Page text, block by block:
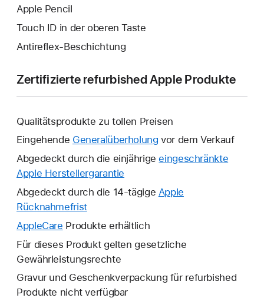
Apple Pencil
Touch ID in der oberen Taste
Antireflex-Beschichtung
Zertifizierte refurbished Apple Produkte
Qualitätsprodukte zu tollen Preisen
Eingehende Generalüberholung vor dem Verkauf
Abgedeckt durch die einjährige eingeschränkte
Apple Herstellergarantie
neues
geöffnet.
Abgedeckt durch die 14-tägige Apple
RücknahmefristEin
neues
wird
geöffnet.
AppleCare Ein
neues
Fenster
geöffnet.
Produkte erhältlich
Für dieses Produkt gelten gesetzliche
Gewährleistungsrechte
Gravur und Geschenkverpackung für refurbished
Produkte nicht verfügbar